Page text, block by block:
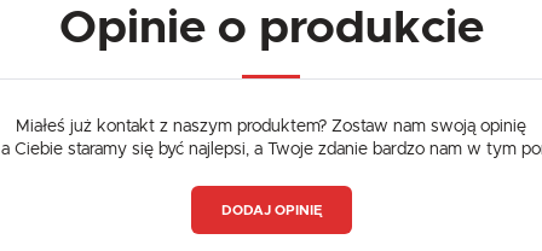
Opinie o produkcie
Miałeś już kontakt z naszym produktem? Zostaw nam swoją opinię
Ciebie staramy się być najlepsi, a Twoje zdanie bardzo nam w tym
DODAJ OPINIĘ